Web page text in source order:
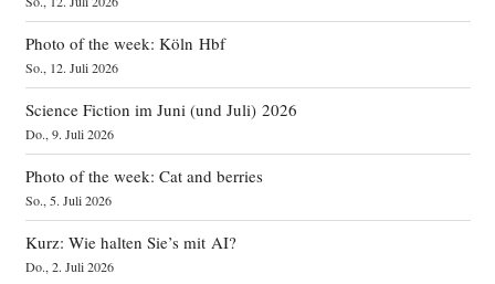
Photo of the week: Köln Hbf
So., 12. Juli 2026
Science Fiction im Juni (und Juli) 2026
Do., 9. Juli 2026
Photo of the week: Cat and berries
So., 5. Juli 2026
Kurz: Wie halten Sie’s mit AI?
Do., 2. Juli 2026